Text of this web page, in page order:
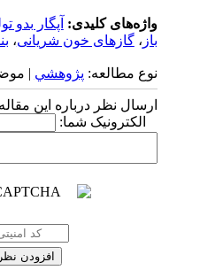
واژه‌های کلیدی:آپگار بدو تولد
باز، گازهای خون شریانی،
نوع مطالعه:پژوهشي|
ارسال نظر درباره این
الکترونیک شما: